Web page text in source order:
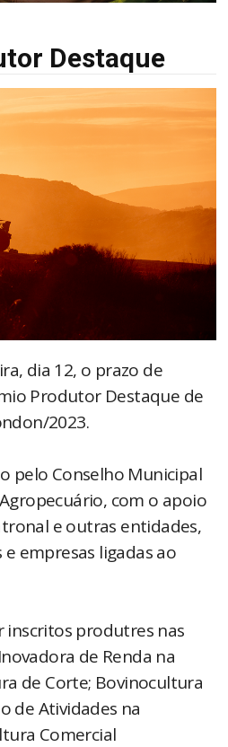
Destaque
dia 12, o prazo de
Produtor Destaque de
2023.
pelo Conselho Municipal
com o apoio
e outras entidades,
empresas ligadas ao
inscritos produtres nas
de Renda na
de Corte; Bovinocultura
de Atividades na
Comercial